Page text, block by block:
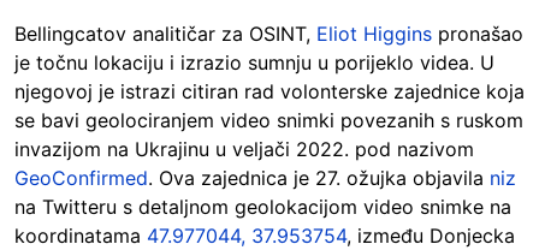
Bellingcatov analitičar za OSINT, Eliot Higgins pronašao
je točnu lokaciju i izrazio sumnju u porijeklo videa. U
njegovoj je istrazi citiran rad volonterske zajednice koja
se bavi geolociranjem video snimki povezanih s ruskom
invazijom na Ukrajinu u veljači 2022. pod nazivom
GeoConfirmed. Ova zajednica je 27. ožujka objavila niz
na Twitteru s detaljnom geolokacijom video snimke na
koordinatama 47.977044, 37.953754, između Donjecka